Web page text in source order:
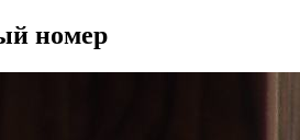
номер